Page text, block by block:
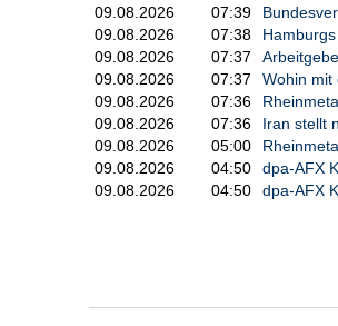
09.08.2026
07:39
09.08.2026
07:38
09.08.2026
07:37
09.08.2026
07:37
Wohin mit
09.08.2026
07:36
09.08.2026
07:36
Iran stellt
09.08.2026
05:00
09.08.2026
04:50
dpa-AFX
09.08.2026
04:50 dpa-AFX